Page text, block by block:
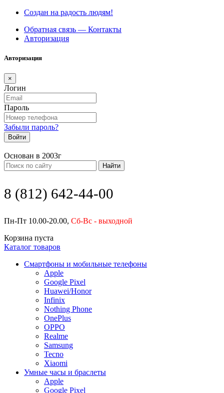
Создан на радость людям!
Обратная связь — Контакты
Авторизация
Авторизация
×
Логин
Пароль
Забыли пароль?
Войти
Основан в 2003г
Найти
8 (812) 642-44-00
Пн-Пт 10.00-20.00, Сб-Вс - выходной
Корзина пуста
Каталог товаров
Смартфоны и мобильные телефоны
Apple
Google Pixel
Huawei/Honor
Infinix
Nothing Phone
OnePlus
OPPO
Realme
Samsung
Tecno
Xiaomi
Умные часы и браслеты
Apple
Google Pixel